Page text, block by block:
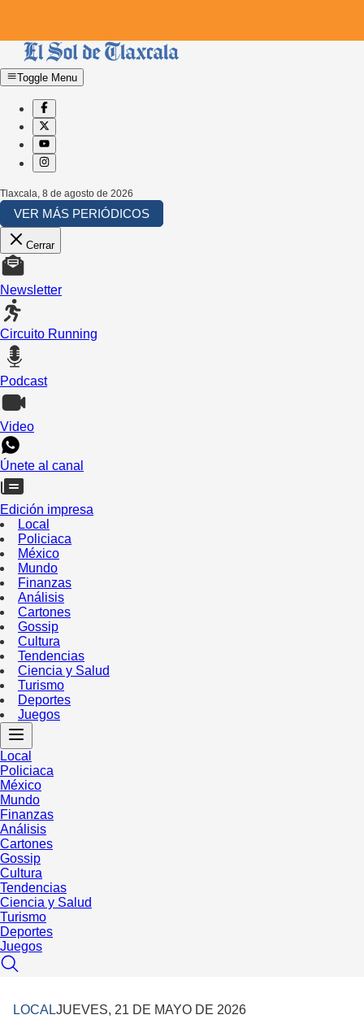
Toggle Menu
Tlaxcala 8 de agosto de 2026
VER MÁS PERIÓDICOS
Cerrar
Newsletter
Circuito Running
Podcast
Video
Únete al canal
Edición impresa
Local
Policiaca
México
Mundo
Finanzas
Análisis
Cartones
Gossip
Cultura
Tendencias
Ciencia y Salud
Turismo
Deportes
Juegos
Local
Policiaca
México
Mundo
Finanzas
Análisis
Cartones
Gossip
Cultura
Tendencias
Ciencia y Salud
Turismo
Deportes
Juegos
LOCALJUEVES, 21 DE MAYO DE 2026